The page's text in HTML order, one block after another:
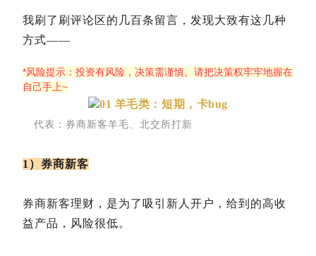
我刷了刷评论区的几百条留言，发现大致有这几种
方式——
*风险提示：投资有风险，决策需谨慎。请把决策权牢牢地握在
自己手上~
01 羊毛类：短期，卡bug
代表：券商新客羊毛、北交所打新
1）券商新客
券商新客理财，是为了吸引新人开户，给到的高收
益产品，风险很低。